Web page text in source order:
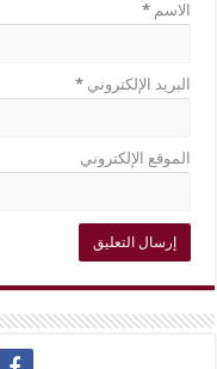
الاسم*
البريد الإلكتروني*
الموقع الإلكتروني